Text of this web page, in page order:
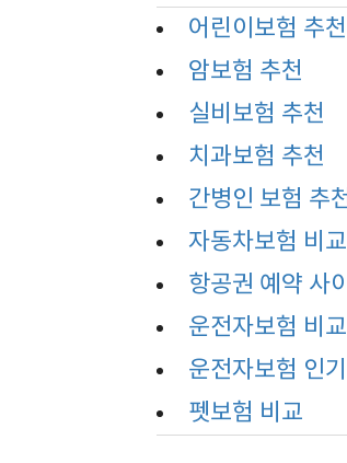
어린이보험 추천
암보험 추천
실비보험 추천
치과보험 추천
간병인 보험 추
자동차보험 비
항공권 예약 사
운전자보험 비
운전자보험 인
펫보험 비교